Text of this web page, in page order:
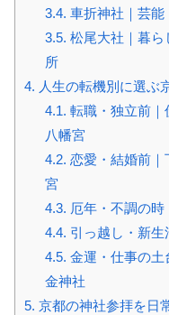
3.4. 車折神社｜芸能
3.5. 松尾大社｜暮ら
所
4. 人生の転機別に選ぶ
4.1. 転職・独立前｜
八幡宮
4.2. 恋愛・結婚前｜
宮
4.3. 厄年・不調の
4.4. 引っ越し・新
4.5. 金運・仕事の土
金神社
5. 京都の神社参拝を日